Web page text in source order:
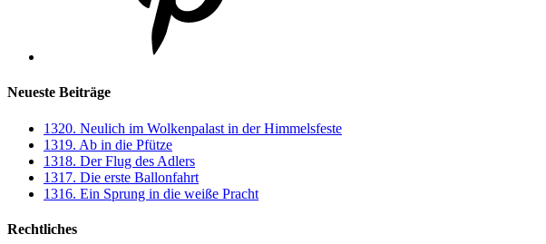
Neueste Beiträge
1320. Neulich im Wolkenpalast in der Himmelsfeste
1319. Ab in die Pfütze
1318. Der Flug des Adlers
1317. Die erste Ballonfahrt
1316. Ein Sprung in die weiße Pracht
Rechtliches